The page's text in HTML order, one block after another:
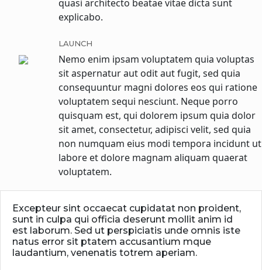
quasi architecto beatae vitae dicta sunt
explicabo.
LAUNCH
Nemo enim ipsam voluptatem quia voluptas
sit aspernatur aut odit aut fugit, sed quia
consequuntur magni dolores eos qui ratione
voluptatem sequi nesciunt. Neque porro
quisquam est, qui dolorem ipsum quia dolor
sit amet, consectetur, adipisci velit, sed quia
non numquam eius modi tempora incidunt ut
labore et dolore magnam aliquam quaerat
voluptatem.
Excepteur sint occaecat cupidatat non proident,
sunt in culpa qui officia deserunt mollit anim id
est laborum. Sed ut perspiciatis unde omnis iste
natus error sit ptatem accusantium mque
laudantium, venenatis totrem aperiam.